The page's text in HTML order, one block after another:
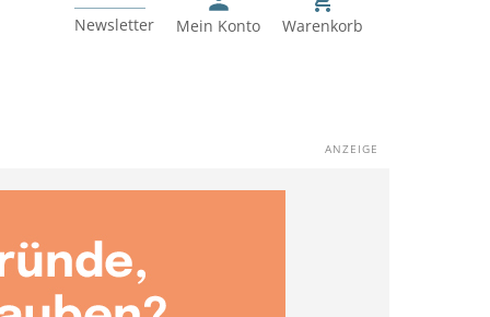
Newsletter
Mein Konto Warenkorb